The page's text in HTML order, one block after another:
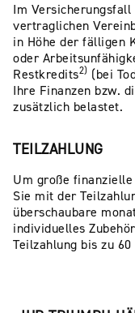
Im
vertraglichen
in Höhe der fälligen
oder
Restkredits2) (bei
Ihre Finanzen bzw.
zusätzlich belastet.
TEILZAHLUNG
Um große
Sie mit der
überschaubare
individuelles
Teilzahlung bis zu